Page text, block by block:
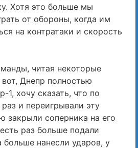
Хотя это больше мы
от обороны, когда им
на контратаки и скорость
читая некоторые
Днепр полностью
1, хочу сказать, что по
и переигрывали эту
закрыли соперника на его
раз больше подали
больше нанесли ударов, у